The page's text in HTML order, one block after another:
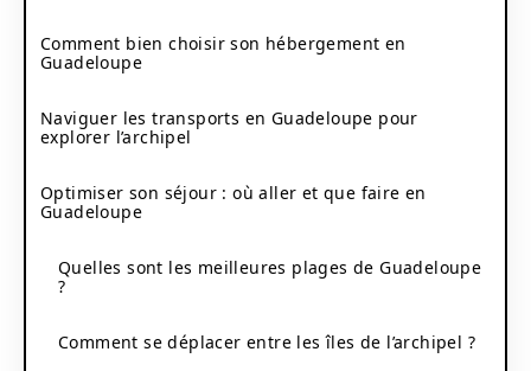
Comment bien choisir son hébergement en
Guadeloupe
Naviguer les transports en Guadeloupe pour
explorer l’archipel
Optimiser son séjour : où aller et que faire en
Guadeloupe
Quelles sont les meilleures plages de Guadeloupe
?
Comment se déplacer entre les îles de l’archipel ?